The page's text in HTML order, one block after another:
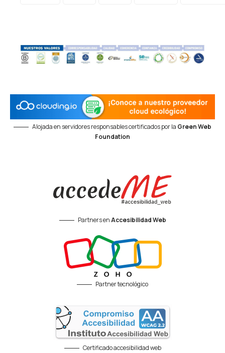
Alojada en servidores responsables certificados por la Green Web
Foundation
Partners enAccesibilidad Web
Partner tecnológico
Certificado accesibilidad web